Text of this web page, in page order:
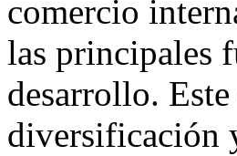
comercio
las principales
desarrollo.
diversificación